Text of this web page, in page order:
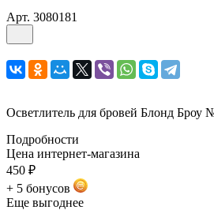
Арт. 3080181
Осветлитель для бровей Блонд Броу
Подробности
Цена интернет-магазина
450 ₽
+ 5 бонусов
Еще выгоднее